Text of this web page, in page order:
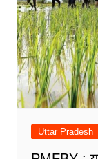
Uttar Pradesh